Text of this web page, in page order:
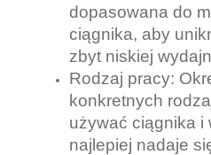
dopasowana do
ciągnika, aby
zbyt niskiej
Rodzaj pracy:
konkretnych
używać ciągnika i
najlepiej nadaje